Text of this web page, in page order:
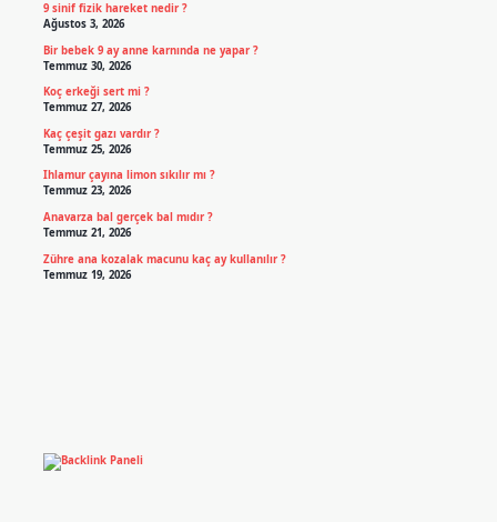
9 sinif fizik hareket nedir ?
Ağustos 3, 2026
Bir bebek 9 ay anne karnında ne yapar ?
Temmuz 30, 2026
Koç erkeği sert mi ?
Temmuz 27, 2026
Kaç çeşit gazı vardır ?
Temmuz 25, 2026
Ihlamur çayına limon sıkılır mı ?
Temmuz 23, 2026
Anavarza bal gerçek bal mıdır ?
Temmuz 21, 2026
Zühre ana kozalak macunu kaç ay kullanılır ?
Temmuz 19, 2026